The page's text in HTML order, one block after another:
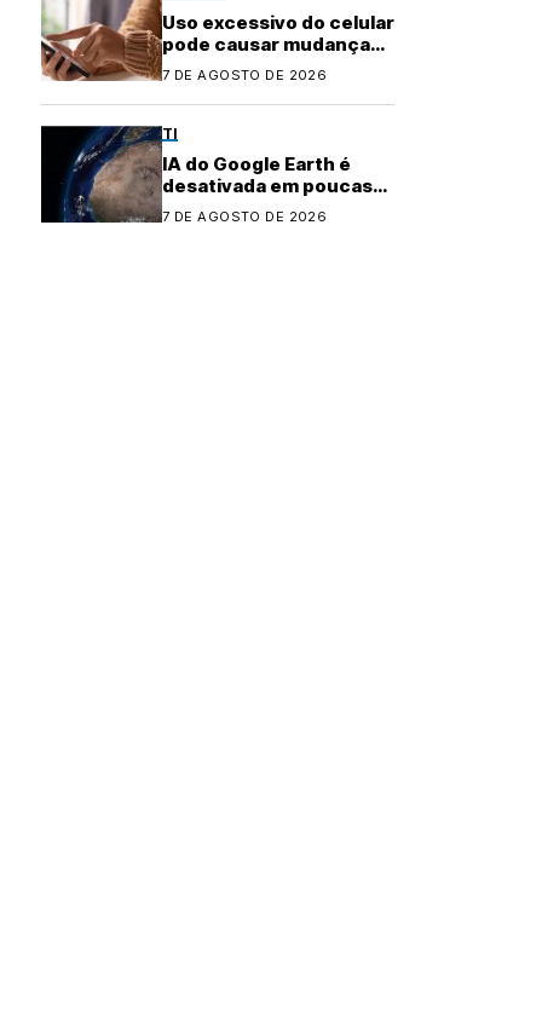
Uso excessivo do celular
pode causar mudanças
físicas no corpo
7 DE AGOSTO DE 2026
TI
IA do Google Earth é
desativada em poucas
horas após controvérsia
7 DE AGOSTO DE 2026